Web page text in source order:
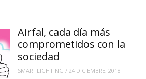
Airfal, cada día más
comprometidos con la
sociedad
SMARTLIGHTING / 24 DICIEMBRE, 2018